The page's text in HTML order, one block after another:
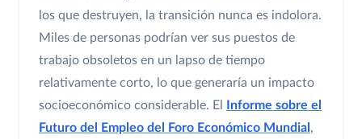
los que destruyen, la transición nunca es indolora.
Miles de personas podrían ver sus puestos de
trabajo obsoletos en un lapso de tiempo
relativamente corto, lo que generaría un impacto
socioeconómico considerable. El
Informe sobre el
Futuro del Empleo del Foro Económico Mundial ,